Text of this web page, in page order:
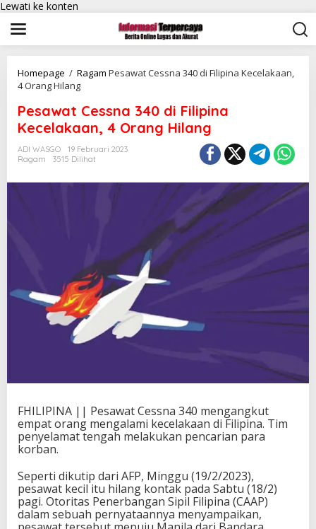
Lewati ke konten
Homepage / Ragam Pesawat Cessna 340 di Filipina Kecelakaan,
4 Orang Hilang
Pesawat Cessna 340 di Filipina
Kecelakaan, 4 Orang Hilang
ADI WASGO
19 Februari 2023
Ragam
3515 Dilihat
FHILIPINA || Pesawat Cessna 340 mengangkut
empat orang mengalami kecelakaan di Filipina. Tim
penyelamat tengah melakukan pencarian para
korban.
Seperti dikutip dari AFP, Minggu (19/2/2023),
pesawat kecil itu hilang kontak pada Sabtu (18/2)
pagi. Otoritas Penerbangan Sipil Filipina (CAAP)
dalam sebuah pernyataannya menyampaikan,